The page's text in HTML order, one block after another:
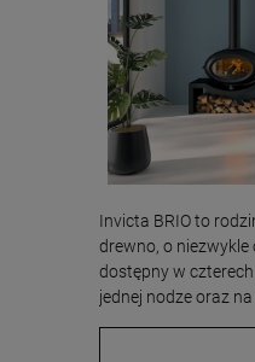
Invicta BRIO to
drewno, o niezwykle
dostępny w
jednej nodze oraz